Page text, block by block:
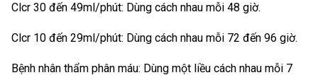
Clcr 30 đến 49ml/phút: Dùng cách nhau mỗi 48 giờ.
Clcr 10 đến 29ml/phút: Dùng cách nhau mỗi 72 đến 96 giờ.
Bệnh nhân thẩm phân máu: Dùng một liều cách nhau mỗi 7